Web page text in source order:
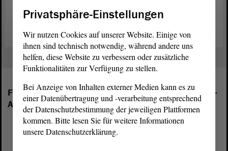
dem Stichwort
„Wahlen“
Folgende Fraktionen sind im Landtag von Sachsen-
Anhalt vertreten:
Privatsphäre-Einstellungen
Wir nutzen Cookies auf unserer Website. Einige von
ihnen sind technisch notwendig, während andere uns
helfen, diese Website zu verbessern oder zusätzliche
Funktionalitäten zur Verfügung zu stellen.
Bei Anzeige von Inhalten externer Medien kann es zu
einer Datenübertragung und -verarbeitung entsprechend
der Datenschutzbestimmung der jeweiligen Plattformen
kommen. Bitte lesen Sie für weitere Informationen
unsere Datenschutzerklärung.